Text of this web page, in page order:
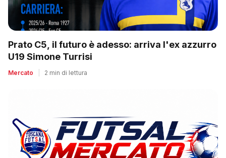
Prato C5, il futuro è adesso: arriva l'ex azzurro
U19 Simone Turrisi
Mercato 2 min di lettura